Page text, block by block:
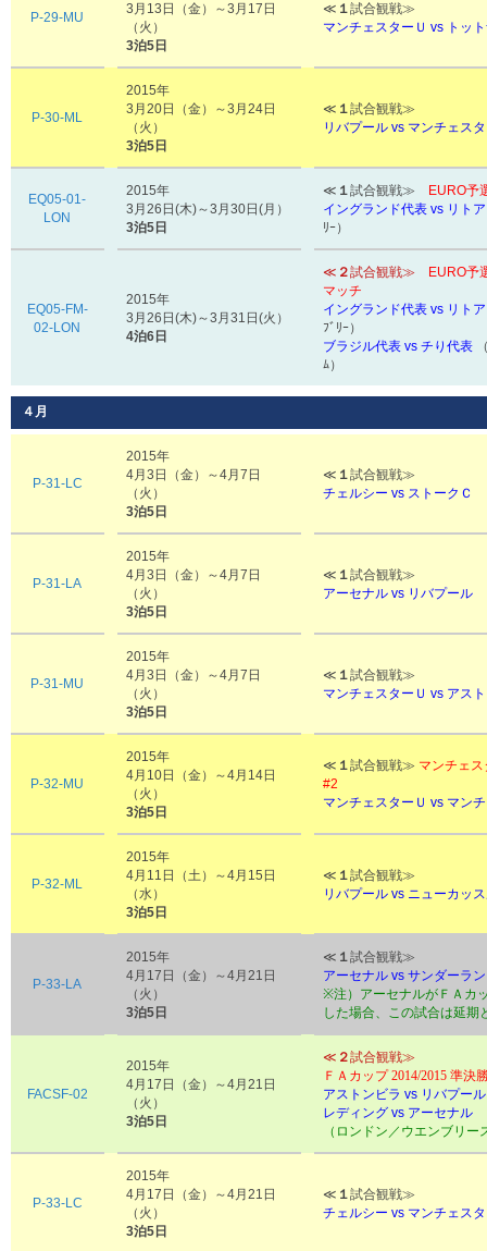
P-29-MU
3月13日（金）～3月17日
（火）
3泊5日
≪ １試合観戦≫
マンチェスターＵ vs トッ
P-30-ML
2015年
3月20日（金）～3月24日
（火）
3泊5日
≪ １試合観戦≫
リバプール vs マンチェス
EQ05-01-
LON
2015年
3月26日(木)～3月30日(月）
3泊5日
≪ １試合観戦≫
EURO予
イングランド代表 vs リト
ﾘｰ）
EQ05-FM-
02-LON
2015年
3月26日(木)～3月31日(火）
4泊6日
≪ ２試合観戦≫
EURO予
マッチ
イングランド代表 vs リト
ﾌﾞﾘｰ）
ブラジル代表 vs チり代表
ﾑ）
４月
P-31-LC
2015年
4月3日（金）～4月7日
（火）
3泊5日
≪ １試合観戦≫
チェルシー vs ストークＣ
P-31-LA
2015年
4月3日（金）～4月7日
（火）
3泊5日
≪ １試合観戦≫
アーセナル vs リバプール
P-31-MU
2015年
4月3日（金）～4月7日
（火）
3泊5日
≪ １試合観戦≫
マンチェスターＵ vs アス
P-32-MU
2015年
4月10日（金）～4月14日
（火）
3泊5日
≪ １試合観戦≫ マンチェ
#2
マンチェスターＵ vs マン
P-32-ML
2015年
4月11日（土）～4月15日
（水）
3泊5日
≪ １試合観戦≫
リバプール vs ニューカッ
P-33-LA
2015年
4月17日（金）～4月21日
（火）
3泊5日
≪ １試合観戦≫
アーセナル vs サンダーラ
※注）アーセナルがＦＡカ
した場合、この試合は延期
FACSF-02
2015年
4月17日（金）～4月21日
（火）
3泊5日
≪ ２試合観戦≫
ＦＡカップ 2014/2015 準決
アストンビラ vs リバプール
レディング vs アーセナル
（ロンドン／ウエンブリー
P-33-LC
2015年
4月17日（金）～4月21日
（火）
3泊5日
≪ １試合観戦≫
チェルシー vs マンチェス